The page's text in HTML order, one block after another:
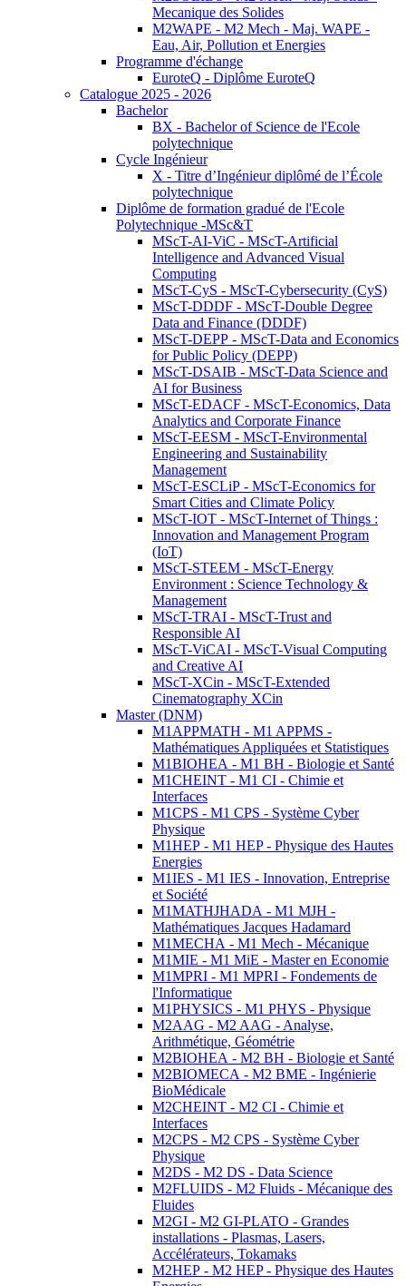
Mecanique des Solides
M2WAPE - M2 Mech - Maj. WAPE -
Eau, Air, Pollution et Energies
Programme d'échange
EuroteQ - Diplôme EuroteQ
Catalogue 2025 - 2026
Bachelor
BX - Bachelor of Science de l'Ecole
polytechnique
Cycle Ingénieur
X - Titre d’Ingénieur diplômé de l’École
polytechnique
Diplôme de formation gradué de l'Ecole
Polytechnique -MSc&T
MScT-AI-ViC - MScT-Artificial
Intelligence and Advanced Visual
Computing
MScT-CyS - MScT-Cybersecurity (CyS)
MScT-DDDF - MScT-Double Degree
Data and Finance (DDDF)
MScT-DEPP - MScT-Data and Economics
for Public Policy (DEPP)
MScT-DSAIB - MScT-Data Science and
AI for Business
MScT-EDACF - MScT-Economics, Data
Analytics and Corporate Finance
MScT-EESM - MScT-Environmental
Engineering and Sustainability
Management
MScT-ESCLiP - MScT-Economics for
Smart Cities and Climate Policy
MScT-IOT - MScT-Internet of Things :
Innovation and Management Program
(IoT)
MScT-STEEM - MScT-Energy
Environment : Science Technology &
Management
MScT-TRAI - MScT-Trust and
Responsible AI
MScT-ViCAI - MScT-Visual Computing
and Creative AI
MScT-XCin - MScT-Extended
Cinematography XCin
Master (DNM)
M1APPMATH - M1 APPMS -
Mathématiques Appliquées et Statistiques
M1BIOHEA - M1 BH - Biologie et Santé
M1CHEINT - M1 CI - Chimie et
Interfaces
M1CPS - M1 CPS - Système Cyber
Physique
M1HEP - M1 HEP - Physique des Hautes
Energies
M1IES - M1 IES - Innovation, Entreprise
et Société
M1MATHJHADA - M1 MJH -
Mathématiques Jacques Hadamard
M1MECHA - M1 Mech - Mécanique
M1MIE - M1 MiE - Master en Economie
M1MPRI - M1 MPRI - Fondements de
l'Informatique
M1PHYSICS - M1 PHYS - Physique
M2AAG - M2 AAG - Analyse,
Arithmétique, Géométrie
M2BIOHEA - M2 BH - Biologie et Santé
M2BIOMECA - M2 BME - Ingénierie
BioMédicale
M2CHEINT - M2 CI - Chimie et
Interfaces
M2CPS - M2 CPS - Système Cyber
Physique
M2DS - M2 DS - Data Science
M2FLUIDS - M2 Fluids - Mécanique des
Fluides
M2GI - M2 GI-PLATO - Grandes
installations - Plasmas, Lasers,
Accélérateurs, Tokamaks
M2HEP - M2 HEP - Physique des Hautes